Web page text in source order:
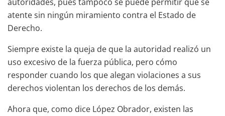
atente sin ningún miramiento contra el Estado de
Derecho.
Siempre existe la queja de que la autoridad realizó un
uso excesivo de la fuerza pública, pero cómo
responder cuando los que alegan violaciones a sus
derechos violentan los derechos de los demás.
Ahora que, como dice López Obrador, existen las